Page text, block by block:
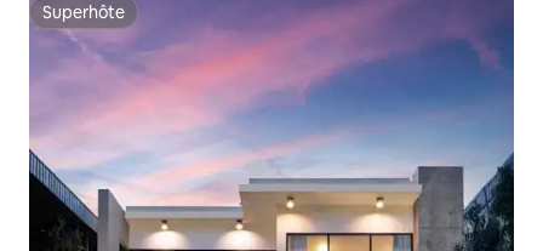
Superhôte
Superhôte